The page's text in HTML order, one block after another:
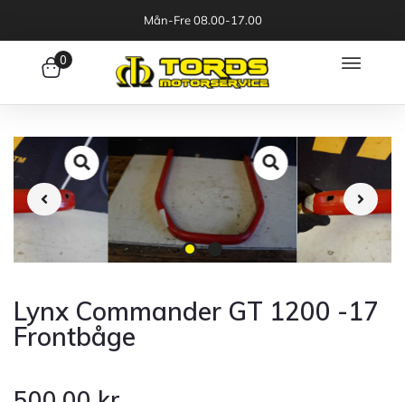
Mån-Fre 08.00-17.00
0
Lynx Commander GT 1200 -17
Frontbåge